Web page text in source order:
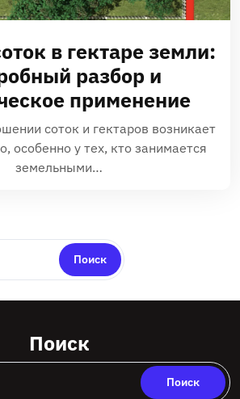
в гектаре земли:
разбор и
применение
соток и гектаров возникает
особенно у тех, кто занимается
земельными…
Поиск
Поиск